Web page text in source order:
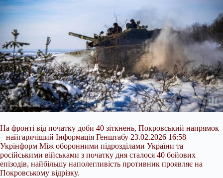
На фронті від початку доби 40 зіткнень, Покровський напрямок
– найгарячіший Інформація Генштабу 23.02.2026 16:58
Укрінформ Між оборонними підрозділами України та
російськими військами з початку дня сталося 40 бойових
епізодів, найбільшу наполегливість противник проявляє на
Покровському відрізку.